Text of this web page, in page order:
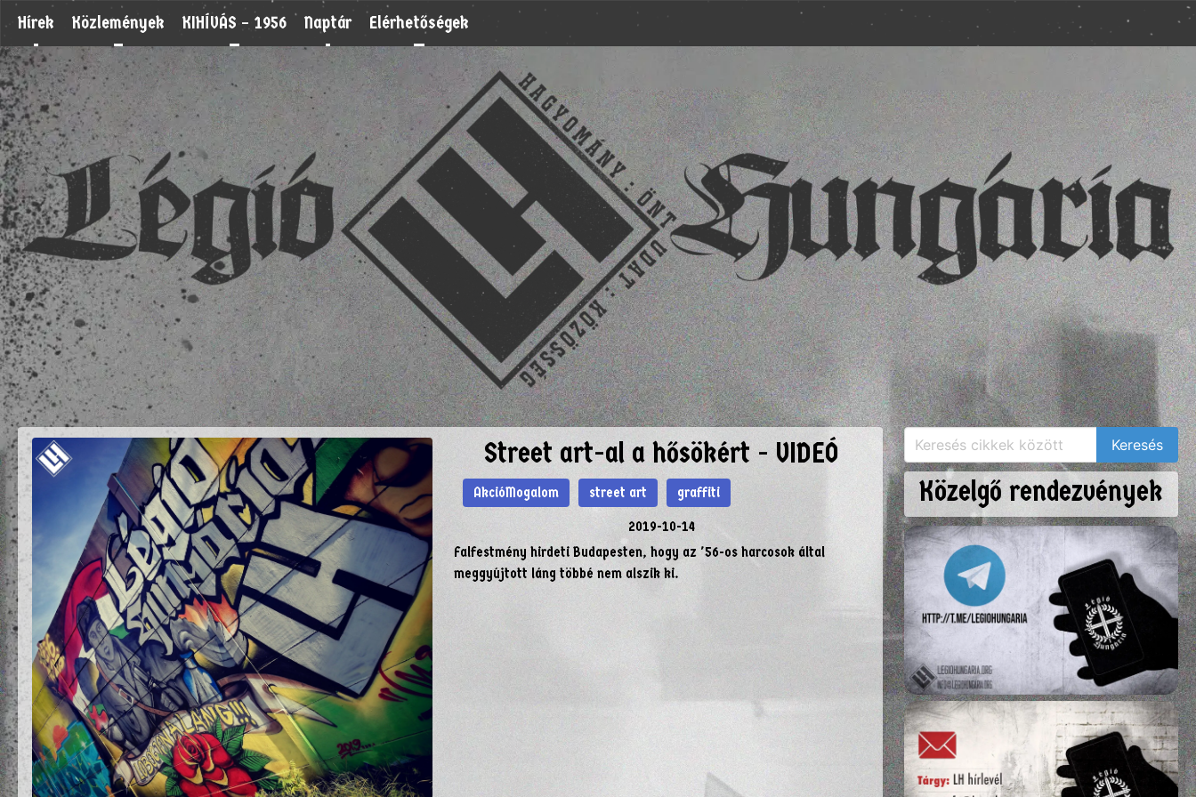
Hírek Közlemények KIHÍVÁS – 1956 Naptár Elérhetőségek
Street art-al a hősökért - VIDEÓ
AkcióMogalom street art
graffiti
2019-10-14
Falfestmény hirdeti Budapesten, hogy az '56-os harcosok által
meggyújtott láng többé nem alszik ki.
Közelgő rendezvények